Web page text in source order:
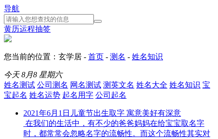
导航
黄历运程抽签
您当前的位置：玄学居 - 首页 - 测名 - 姓名知识
今天8月8 星期六
姓名测试 公司测名 网名测试 测英文名 姓名大全 姓名知识 宝
宝起名 姓名运势 起名用字 公司起名
2021年6月1日儿童节出生取字 寓意美好有深意
在我们的生活中，有不少的爸爸妈妈在给宝宝取名字
时，都常常会忽略名字的流畅性。而这个流畅性其实对